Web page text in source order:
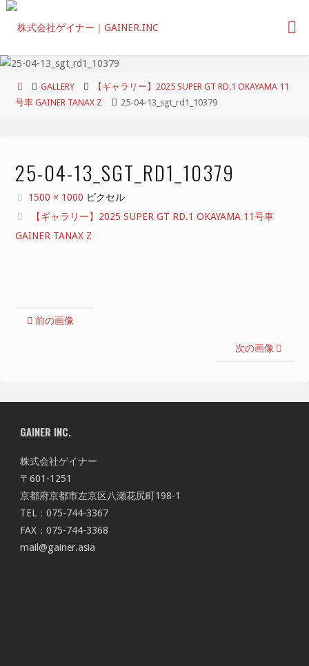
コ
ン
ホ
ー
GALLERY
【ギャラリー】2025 SUPER GT RD.1 OKAYAMA 11
号車 GAINER TANAX Z
25-04-13_sgt_rd1_10379
25-04-13_SGT_RD1_10379
フ
ル
サ
1500 × 1000 ピクセル
【ギャラリー】2025 SUPER GT RD.1 OKAYAMA 11号車
GAINER TANAX Z
前の画像
次の画像
GAINER INC.
株式会社ゲイナー
〒601-1251
京都府京都市左京区八瀬花尻町198-1
TEL：075-744-3367
FAX：075-744-3368
mail@gainer.asia